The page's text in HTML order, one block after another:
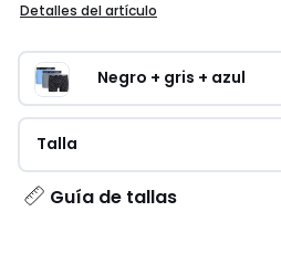
Detalles del artículo
Negro + gris + azul
Talla
Guía de tallas